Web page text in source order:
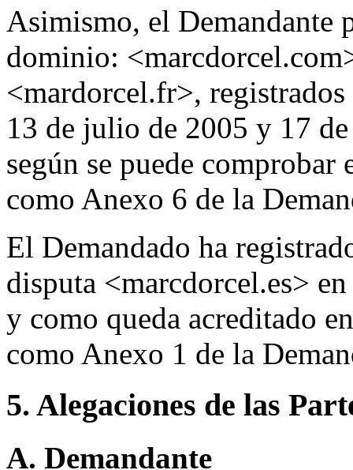
Asimismo, el Demandante
dominio:
<mardorcel.fr>,
13 de julio de 2005 y 17
según se puede comprobar
como Anexo 6 de la
El Demandado ha
disputa <marcdorcel.es>
y como queda acreditado
como Anexo 1 de la
5. Alegaciones de las
A. Demandante